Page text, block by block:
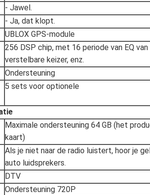
- Jawel.
- Ja, dat klopt.
UBLOX GPS-module
256 DSP chip, met 16 periode van EQ
verstelbare keizer, enz.
Ondersteuning
5 sets voor optionele
Maximale ondersteuning 64 GB (het
kaart)
Als je niet naar de radio luistert, hoor je
auto luidsprekers.
DTV
Ondersteuning 720P